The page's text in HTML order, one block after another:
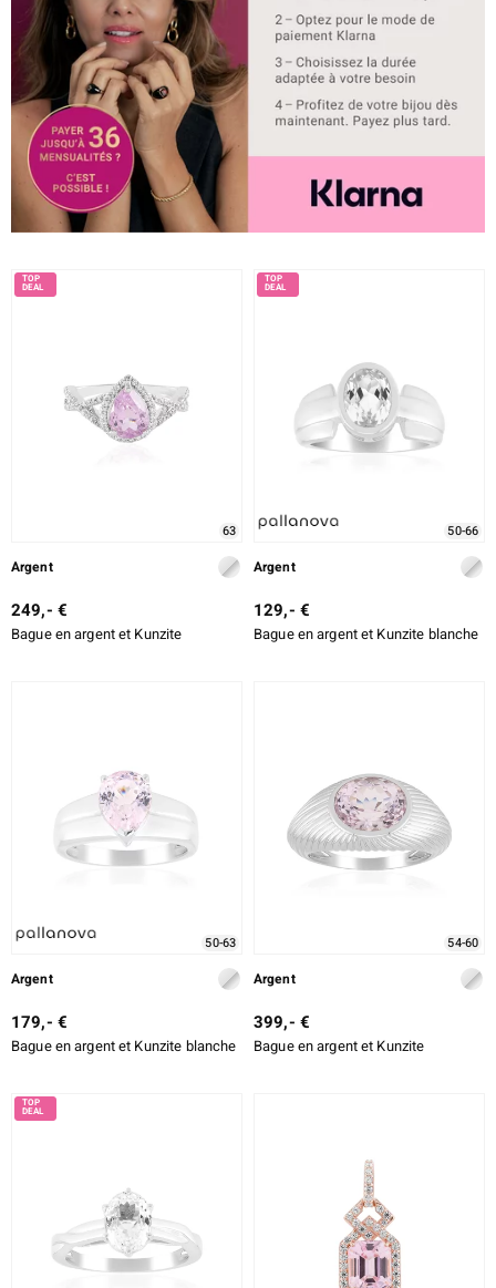
63
Argent
249,- €
Bague en argent et Kunzite
50-66
Argent
129,- €
Bague en argent et Kunzite blanche
50-63
Argent
179,- €
Bague en argent et Kunzite blanche
54-60
Argent
399,- €
Bague en argent et Kunzite